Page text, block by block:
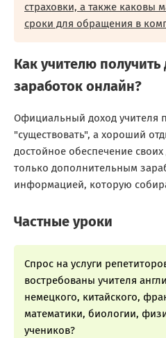
страховки, а также каковы
сроки для обращения в
Как учителю
заработок онлайн?
Официальный доход учителя
"‎существовать"‎, а хороший
достойное обеспечение
только дополнительным
информацией, которую
Частные уроки
Спрос на услуги
востребованы учителя
немецкого, китайского,
математики, биологии,
учеников?